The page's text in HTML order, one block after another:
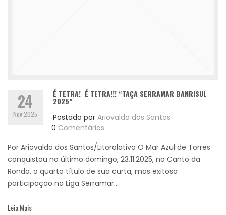
24
Nov 2025
É TETRA! É TETRA!!! “TAÇA SERRAMAR BANRISUL
2025”
Postado por Ariovaldo dos Santos
0 Comentários
Por Ariovaldo dos Santos/Litoralativo O Mar Azul de Torres
conquistou no último domingo, 23.11.2025, no Canto da
Ronda, o quarto título de sua curta, mas exitosa
participação na Liga Serramar...
Leia Mais